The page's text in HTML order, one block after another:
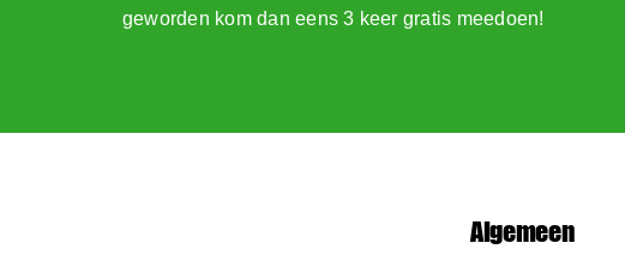
geworden kom dan eens 3 keer gratis meedoen!
Algemeen